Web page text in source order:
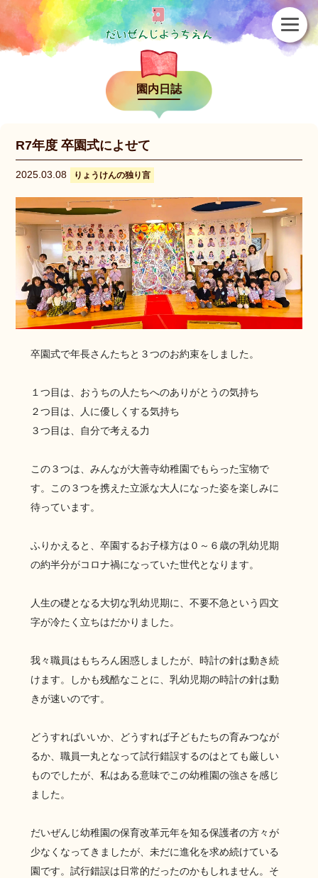
園内日誌
R7年度 卒園式によせて
2025.03.08 りょうけんの独り言
卒園式で年長さんたちと３つのお約束をしました。
１つ目は、おうちの人たちへのありがとうの気持ち
２つ目は、人に優しくする気持ち
３つ目は、自分で考える力
この３つは、みんなが大善寺幼稚園でもらった宝物で
す。この３つを携えた立派な大人になった姿を楽しみに
待っています。
ふりかえると、卒園するお子様方は０～６歳の乳幼児期
の約半分がコロナ禍になっていた世代となります。
人生の礎となる大切な乳幼児期に、不要不急という四文
字が冷たく立ちはだかりました。
我々職員はもちろん困惑しましたが、時計の針は動き続
けます。しかも残酷なことに、乳幼児期の時計の針は動
きが速いのです。
どうすればいいか、どうすれば子どもたちの育みつなが
るか、職員一丸となって試行錯誤するのはとても厳しい
ものでしたが、私はある意味でこの幼稚園の強さを感じ
ました。
だいぜんじ幼稚園の保育改革元年を知る保護者の方々が
少なくなってきましたが、未だに進化を求め続けている
園です。試行錯誤は日常的だったのかもしれません。そ